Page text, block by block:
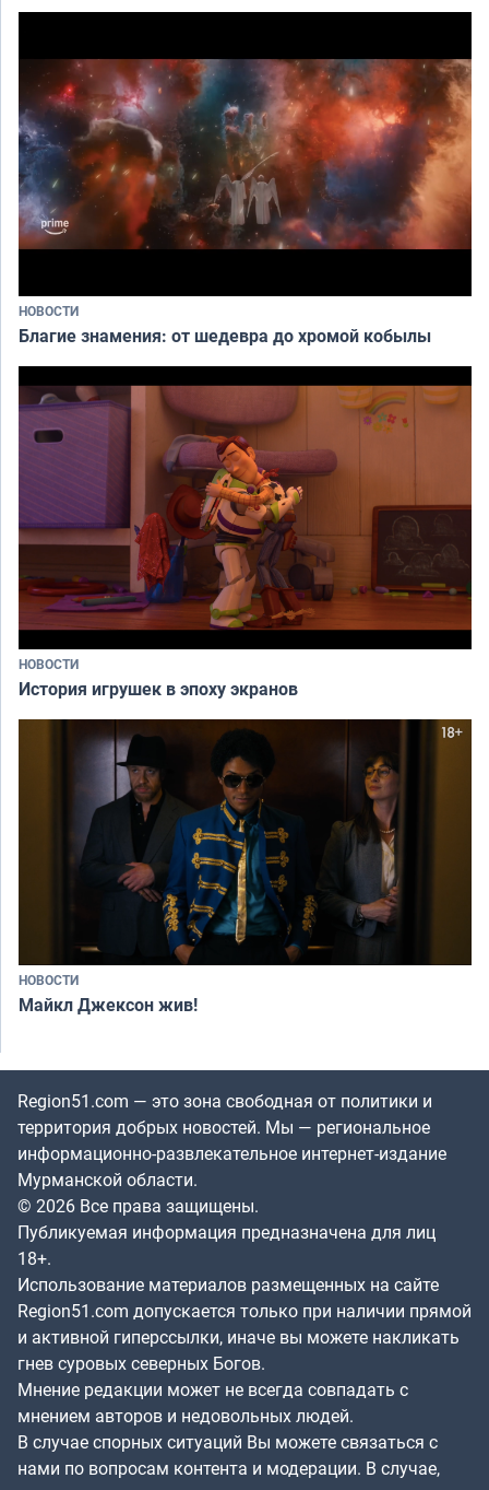
НОВОСТИ
Благие знамения: от шедевра до хромой кобылы
НОВОСТИ
История игрушек в эпоху экранов
НОВОСТИ
Майкл Джексон жив!
Region51.com — это зона свободная от политики и
территория добрых новостей. Мы — региональное
информационно-развлекательное интернет-издание
Мурманской области.
© 2026 Все права защищены.
Публикуемая информация предназначена для лиц
18+.
Использование материалов размещенных на сайте
Region51.com допускается только при наличии прямой
и активной гиперссылки, иначе вы можете накликать
гнев суровых северных Богов.
Мнение редакции может не всегда совпадать с
мнением авторов и недовольных людей.
В случае спорных ситуаций Вы можете связаться с
нами по вопросам контента и модерации. В случае,